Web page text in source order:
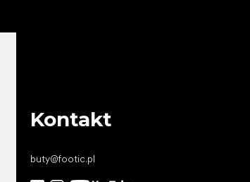
Kontakt
buty@footic.pl